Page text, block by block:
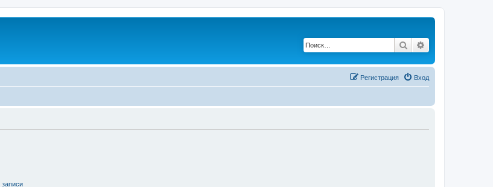
Поиск
Вход
Регистрация